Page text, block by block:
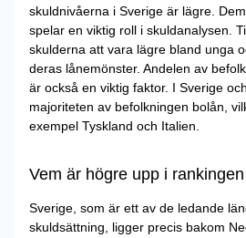
skuldnivåerna i Sverige är lägre.
spelar en viktig roll i skuldanalysen.
skulderna att vara lägre bland unga
deras lånemönster. Andelen av
är också en viktig faktor. I Sverige
majoriteten av befolkningen bolån,
exempel Tyskland och Italien.
Vem är högre upp i rankingen
Sverige, som är ett av de ledande
skuldsättning, ligger precis bakom